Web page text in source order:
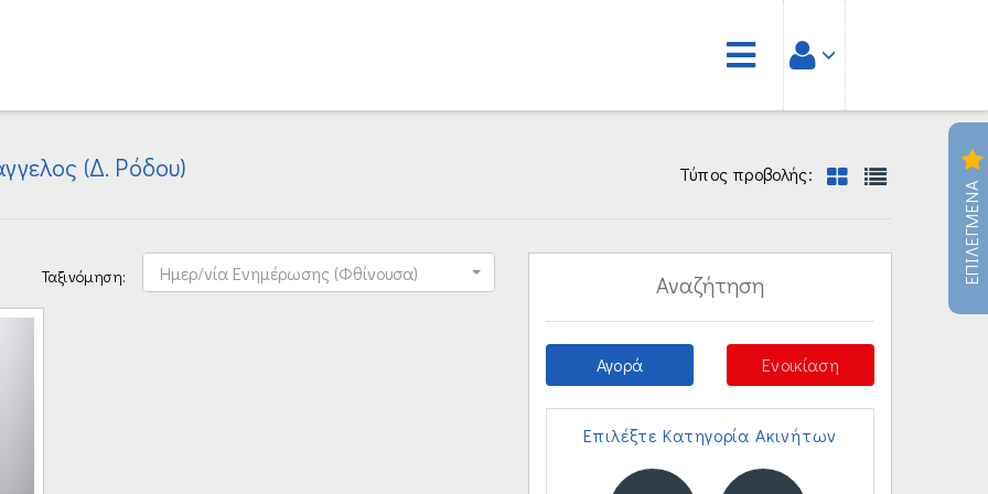
ΕΠΙΛΕΓΜΕΝΑ
(Δ. Ρόδου) Τύπος προβολής:
Ταξινόμηση: Ημερ/νία Ενημέρωσης (Φθίνουσα) Αναζήτηση
Αγορά Ενοικίαση
Επιλέξτε Κατηγορία Ακινήτων